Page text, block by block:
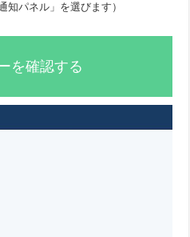
知パネル」を選びます）
を確認する